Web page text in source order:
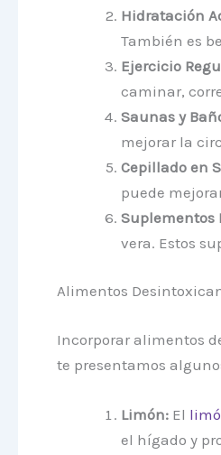
Hidratación
También es
Ejercicio
caminar,
Saunas y
mejorar la
Cepillado en
puede
Suplementos
vera. Estos
Alimentos
Incorporar alimentos
te presentamos
Limón:El
el hígado y